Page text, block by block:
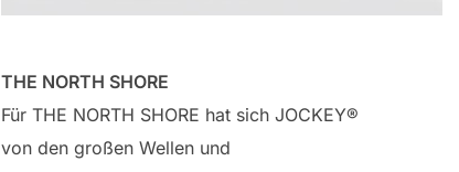
THE NORTH SHORE
Für THE NORTH SHORE hat sich JOCKEY®
von den großen Wellen und